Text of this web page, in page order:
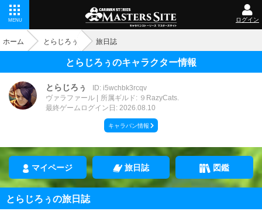
MENU ログイン
ホーム とらじろぅ 旅日誌
とらじろぅのキャラクター情報
とらじろぅ
ID: i5wchbk3rcqv
ヴァラファール
所属ギルド: ９RazyCats.
最終ゲームログイン日: 2026.08.10
キャラバン情報
マイページ 旅日誌 図鑑
とらじろぅの旅日誌